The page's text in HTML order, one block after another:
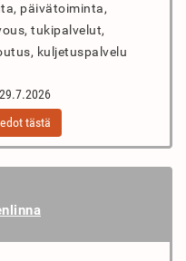
päivätoiminta,
tukipalvelut,
kuljetuspalvelu
tästä